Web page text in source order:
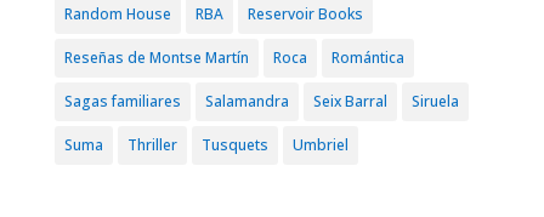
Random House RBA Reservoir Books
Reseñas de Montse Martín Roca Romántica
Sagas familiares Salamandra Seix Barral Siruela
Suma Thriller Tusquets Umbriel